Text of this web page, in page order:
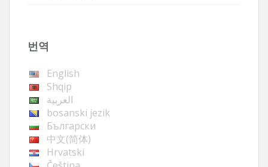
번역
English
Shqip
العربية
bosanski jezik
Български
中文(简体)
Hrvatski